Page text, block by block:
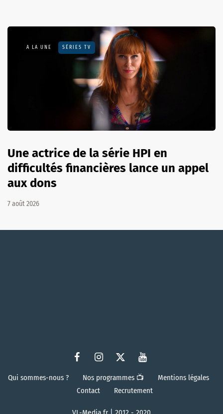
A LA UNE SÉRIES TV
Une actrice de la série HPI en
difficultés financières lance un appel
aux dons
7 août 2026
Qui sommes-nous ? Nos programmes 📺
Mentions légales
Contact
Recrutement